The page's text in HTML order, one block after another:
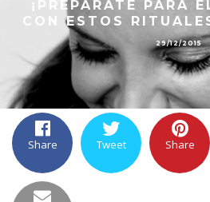
¡PREPÁRATE PARA
CON ESTOS
29/12/2015
Share Tweet Share